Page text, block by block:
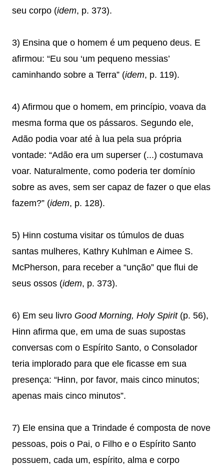
seu corpo (idem, p. 373).
3) Ensina que o homem é um pequeno deus. E
afirmou: “Eu sou ‘um pequeno messias’
caminhando sobre a Terra” (idem, p. 119).
4) Afirmou que o homem, em princípio, voava da
mesma forma que os pássaros. Segundo ele,
Adão podia voar até à lua pela sua própria
vontade: “Adão era um superser (...) costumava
voar. Naturalmente, como poderia ter domínio
sobre as aves, sem ser capaz de fazer o que elas
fazem?” (idem, p. 128).
5) Hinn costuma visitar os túmulos de duas
santas mulheres, Kathry Kuhlman e Aimee S.
McPherson, para receber a “unção” que flui de
seus ossos (idem, p. 373).
6) Em seu livro Good Morning, Holy Spirit(p. 56),
Hinn afirma que, em uma de suas supostas
conversas com o Espírito Santo, o Consolador
teria implorado para que ele ficasse em sua
presença: “Hinn, por favor, mais cinco minutos;
apenas mais cinco minutos”.
7) Ele ensina que a Trindade é composta de nove
pessoas, pois o Pai, o Filho e o Espírito Santo
possuem, cada um, espírito, alma e corpo